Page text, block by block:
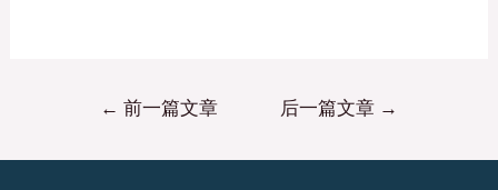
← 前一篇文章 后一篇文章 →